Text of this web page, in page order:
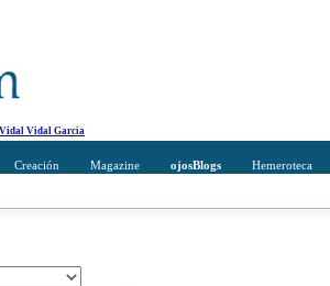
Vidal Vidal Garcia
Creación Magazine ojosBlogs Hemeroteca